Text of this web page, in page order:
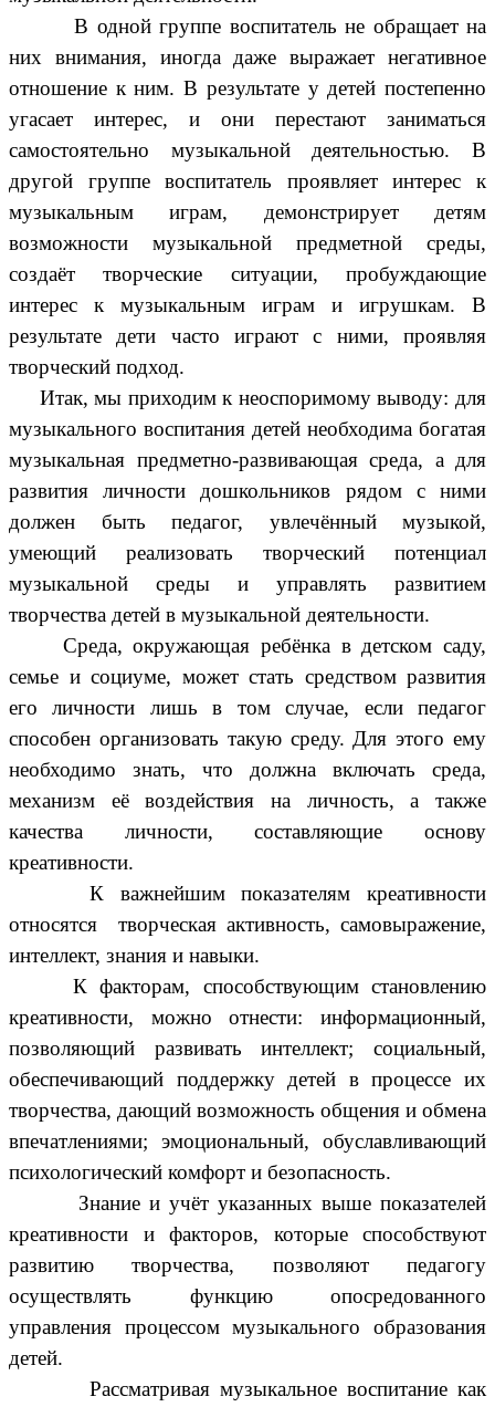
В одной группе воспитатель не обращает на
них внимания, иногда даже выражает негативное
отношение к ним. В результате у детей постепенно
угасает интерес, и они перестают заниматься
самостоятельно музыкальной деятельностью. В
другой группе воспитатель проявляет интерес к
музыкальным играм, демонстрирует детям
возможности музыкальной предметной среды,
создаёт творческие ситуации, пробуждающие
интерес к музыкальным играм и игрушкам. В
результате дети часто играют с ними, проявляя
творческий подход.
Итак, мы приходим к неоспоримому выводу: для
музыкального воспитания детей необходима богатая
музыкальная предметно-развивающая среда, а для
развития личности дошкольников рядом с ними
должен быть педагог, увлечённый музыкой,
умеющий реализовать творческий потенциал
музыкальной среды и управлять развитием
творчества детей в музыкальной деятельности.
Среда, окружающая ребёнка в детском саду,
семье и социуме, может стать средством развития
его личности лишь в том случае, если педагог
способен организовать такую среду. Для этого ему
необходимо знать, что должна включать среда,
механизм её воздействия на личность, а также
качества личности, составляющие основу
креативности.
К важнейшим показателям креативности
относятся творческая активность, самовыражение,
интеллект, знания и навыки.
К факторам, способствующим становлению
креативности, можно отнести: информационный,
позволяющий развивать интеллект; социальный,
обеспечивающий поддержку детей в процессе их
творчества, дающий возможность общения и обмена
впечатлениями; эмоциональный, обуславливающий
психологический комфорт и безопасность.
Знание и учёт указанных выше показателей
креативности и факторов, которые способствуют
развитию творчества, позволяют педагогу
осуществлять функцию опосредованного
управления процессом музыкального образования
детей.
Рассматривая музыкальное воспитание как